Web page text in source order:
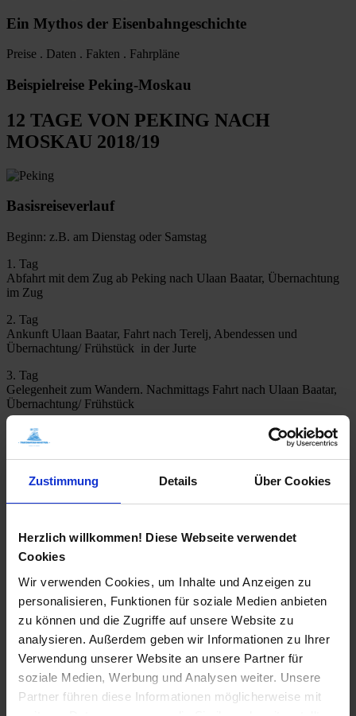
Zustimmung Details Über Cookies
Herzlich willkommen! Diese Webseite verwendet
Cookies
Wir verwenden Cookies, um Inhalte und Anzeigen zu
personalisieren, Funktionen für soziale Medien anbieten
zu können und die Zugriffe auf unsere Website zu
analysieren. Außerdem geben wir Informationen zu Ihrer
Verwendung unserer Website an unsere Partner für
soziale Medien, Werbung und Analysen weiter. Unsere
Partner führen diese Informationen möglicherweise mit
Ein Mythos der Eisenbahngeschichte
Preise . Daten . Fakten . Fahrpläne
Beispielreise Peking-Moskau
12 TAGE VON PEKING NACH
MOSKAU 2018/19
Basisreiseverlauf
Beginn: z.B. am Dienstag oder Samstag
1. Tag
Abfahrt mit dem Zug ab Peking nach Ulaan Baatar, Übernachtung
im Zug
2. Tag
Ankunft Ulaan Baatar, Fahrt nach Terelj, Abendessen und
Übernachtung/ Frühstück in der Jurte
3. Tag
Gelegenheit zum Wandern. Nachmittags Fahrt nach Ulaan Baatar,
Übernachtung/ Frühstück
4. Tag
Stadtbesichtigung mit Besuch des Gandan Klosters und des
Naturkundemuseums, Fahrt zum Bahnhof , Abfahrt nach Irkutsk am
Nachmittag, Übernachtung im Zug
5. Tag
6. Tag
des Freilichtmuseums Talcy, Übernachtung/Frühstück
7. Tag
Fahrt zum Bahnhof, Abfahrt am Abend nach Moskau,
Übernachtung im Zug
Übernachtung im Zug